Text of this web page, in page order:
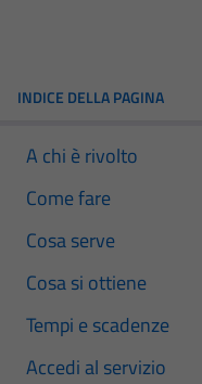
INDICE DELLA PAGINA
A chi è rivolto
Come fare
Cosa serve
Cosa si ottiene
Tempi e scadenze
Accedi al servizio